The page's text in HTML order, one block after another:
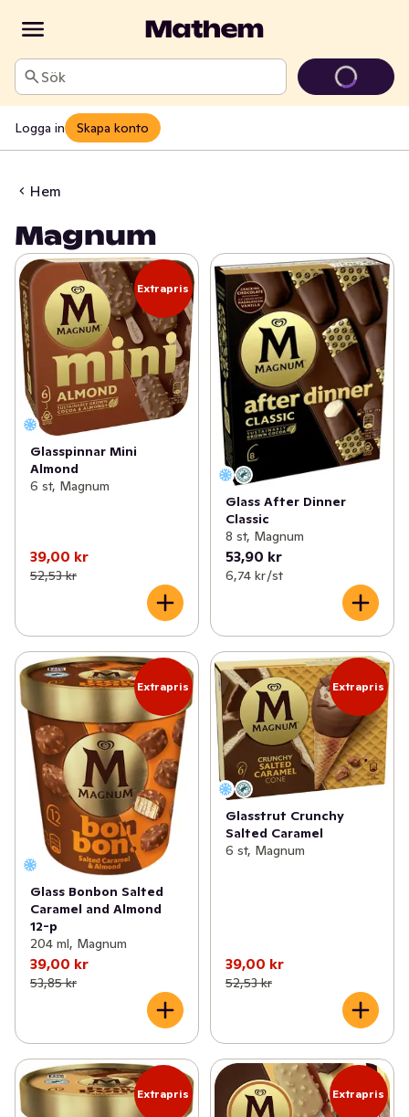
Sök
Logga in Skapa konto
Hem
Magnum
Extrapris
Glasspinnar Mini
Almond
6 st, Magnum
39,00 kr
52,53 kr
Glass After Dinner
Classic
8 st, Magnum
53,90 kr
6,74 kr /st
Extrapris
Glass Bonbon Salted
Caramel and Almond
12-p
204 ml, Magnum
39,00 kr
53,85 kr
Extrapris
Glasstrut Crunchy
Salted Caramel
6 st, Magnum
39,00 kr
52,53 kr
Extrapris Extrapris